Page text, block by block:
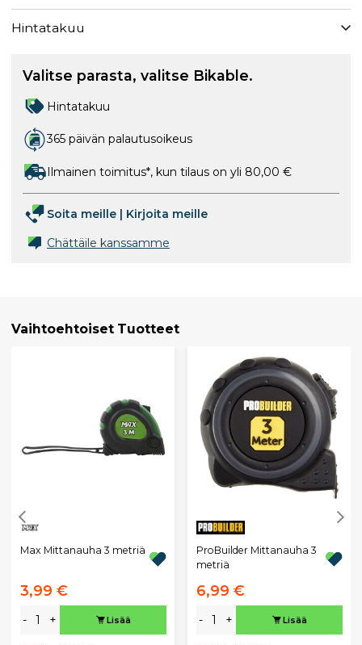
Hintatakuu
Valitse parasta, valitse Bikable.
Hintatakuu
365 päivän palautusoikeus
Ilmainen toimitus*, kun tilaus on yli 80,00 €
Soita meille | Kirjoita meille
Chättäile kanssamme
Vaihtoehtoiset Tuotteet
Max Mittanauha 3 metriä
3,99 €
- + Lisää
ProBuilder Mittanauha 3
metriä
6,99 €
- + Lisää